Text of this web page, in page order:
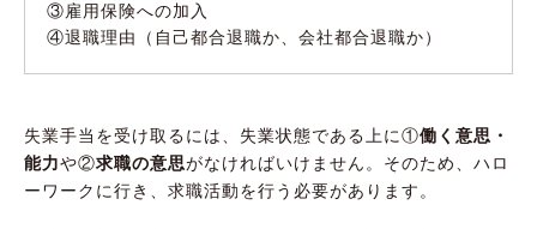
③雇用保険への加入
④退職理由（自己都合退職か、会社都合退職か）
失業手当を受け取るには、失業状態である上に①働く意思・
能力や②求職の意思がなければいけません。そのため、ハロ
ーワークに行き、求職活動を行う必要があります。